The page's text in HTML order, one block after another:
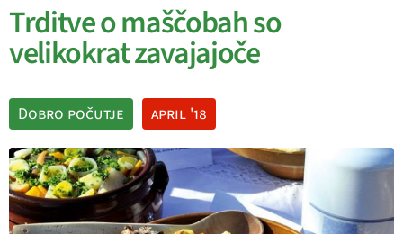
Trditve o maščobah so
velikokrat zavajajoče
Dobro počutje april '18